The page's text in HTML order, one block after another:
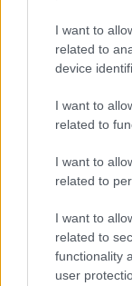
I want to
related to
device
I want to
related to
I want to
related to
I want to
related to
functionality
user
fontos
sikerülni fog-e ez
„Fernando
értéket jelent a
képességeivel.
Meglehetősen
– fogalmazott a